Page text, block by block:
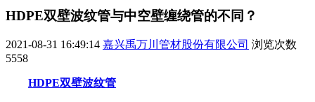
HDPE双壁波纹管与中空壁缠绕管的不同？
2021-08-31 16:49:14 嘉兴禹万川管材股份有限公司 浏览次数
5558
HDPE双壁波纹管